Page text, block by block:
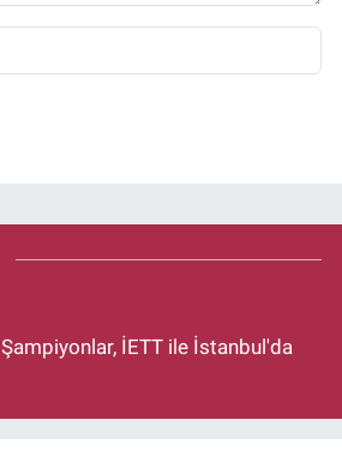
Şampiyonlar, İETT ile İstanbul'da